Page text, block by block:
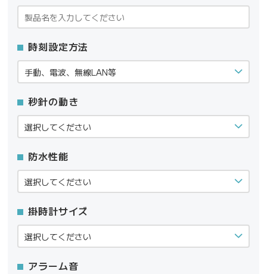
時刻設定方法
秒針の動き
防水性能
掛時計サイズ
アラーム音